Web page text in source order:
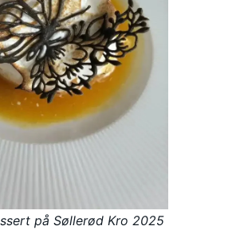
på Søllerød Kro 2025